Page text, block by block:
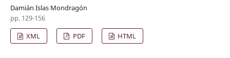
Damián Islas Mondragón
pp. 129-156
XML
PDF HTML